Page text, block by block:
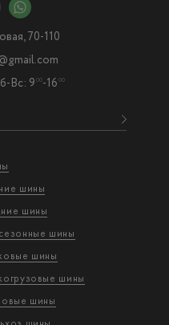
шины
шины
шины
шины
шины
шины
70-110
Вс: 9 00-16 00